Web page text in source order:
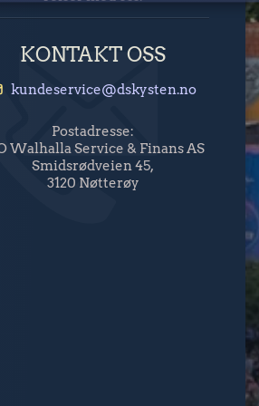
KONTAKT OSS
kundeservice@dskysten.no
Postadresse:
Walhalla Service & Finans AS
Smidsrødveien 45,
3120 Nøtterøy